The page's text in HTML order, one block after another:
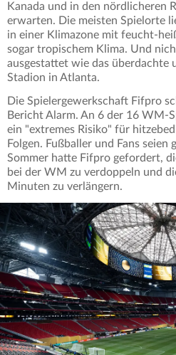
Kanada und in den nördlicheren
erwarten. Die meisten Spielorte
in einer Klimazone mit feucht-
sogar tropischem Klima. Und
ausgestattet wie das überdachte
Stadion in Atlanta.
Die Spielergewerkschaft Fifpro
Bericht Alarm. An 6 der 16 WM-
ein "extremes Risiko" für
Folgen. Fußballer und Fans seien
Sommer hatte Fifpro gefordert,
bei der WM zu verdoppeln und
Minuten zu verlängern.